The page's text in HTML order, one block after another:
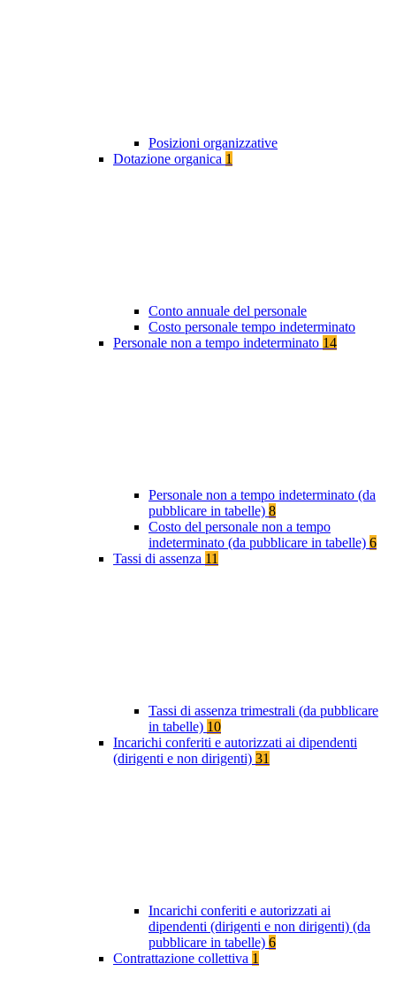
Posizioni organizzative
Dotazione organica 1
Conto annuale del personale
Costo personale tempo indeterminato
Personale non a tempo indeterminato 14
Personale non a tempo indeterminato (da
pubblicare in tabelle) 8
Costo del personale non a tempo
indeterminato (da pubblicare in tabelle) 6
Tassi di assenza 11
Tassi di assenza trimestrali (da pubblicare
in tabelle) 10
Incarichi conferiti e autorizzati ai dipendenti
(dirigenti e non dirigenti) 31
Incarichi conferiti e autorizzati ai
dipendenti (dirigenti e non dirigenti) (da
pubblicare in tabelle) 6
Contrattazione collettiva 1